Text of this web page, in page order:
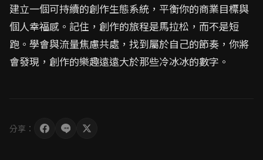
建立一個可持續的創作生態系統，平衡你的商業目標與
個人幸福感。記住，創作的旅程是馬拉松，而不是短
跑。學會與流量焦慮共處，找到屬於自己的節奏，你將
會發現，創作的樂趣遠遠大於那些冷冰冰的數字。
分享：